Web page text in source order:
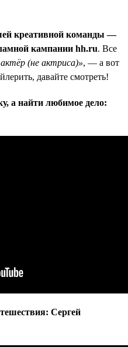
креативной команды —
кампании hh.ru. Все
(не актриса)», — а вот
давайте смотреть!
а найти любимое дело:
Сергей